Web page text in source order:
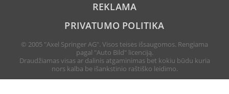
REKLAMA
PRIVATUMO POLITIKA
© 2005 "Axel Springer AG". Visos teisės išsaugomos. Rengiama
pagal "Auto Bild" licenciją.
Draudžiamas visas ar dalinis atgaminimas bet kokiu būdu kuria
nors kalba be išankstinio raštiško leidimo.